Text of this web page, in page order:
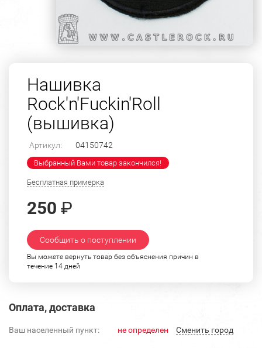
Нашивка
Rock'n'Fuckin'Roll
(вышивка)
Артикул: 04150742
Выбранный Вами товар закончился!
Бесплатная примерка
250 ₽
Сообщить о поступлении
Вы можете вернуть товар без объяснения причин в
течение 14 дней
Оплата, доставка
Ваш населенный пункт: не определен Cменить город